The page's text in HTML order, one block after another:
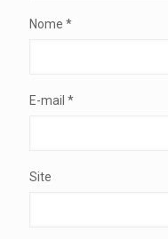
Nome *
E-mail *
Site